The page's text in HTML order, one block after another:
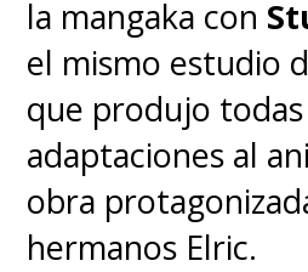
— Crunchyroll LATAM ✨
2023
la mangaka con
el mismo estudio
que produjo
adaptaciones al
obra
hermanos Elric.